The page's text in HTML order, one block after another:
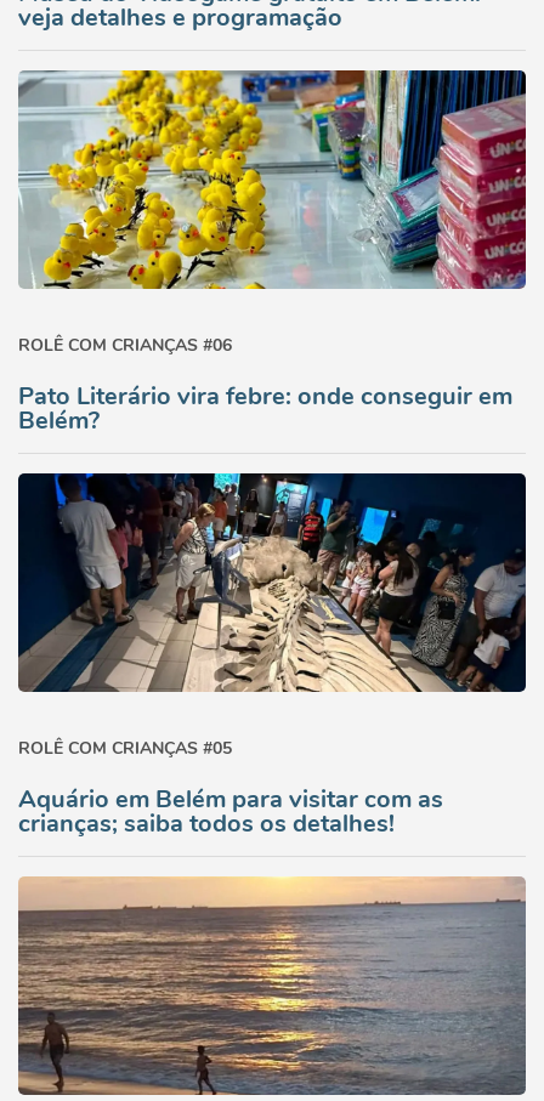
veja detalhes e programação
ROLÊ COM CRIANÇAS #06
Pato Literário vira febre: onde conseguir em
Belém?
ROLÊ COM CRIANÇAS #05
Aquário em Belém para visitar com as
crianças; saiba todos os detalhes!